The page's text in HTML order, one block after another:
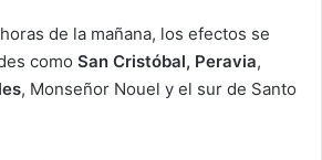
de la mañana, los efectos se
como San Cristóbal, Peravia,
, Monseñor Nouel y el sur de Santo